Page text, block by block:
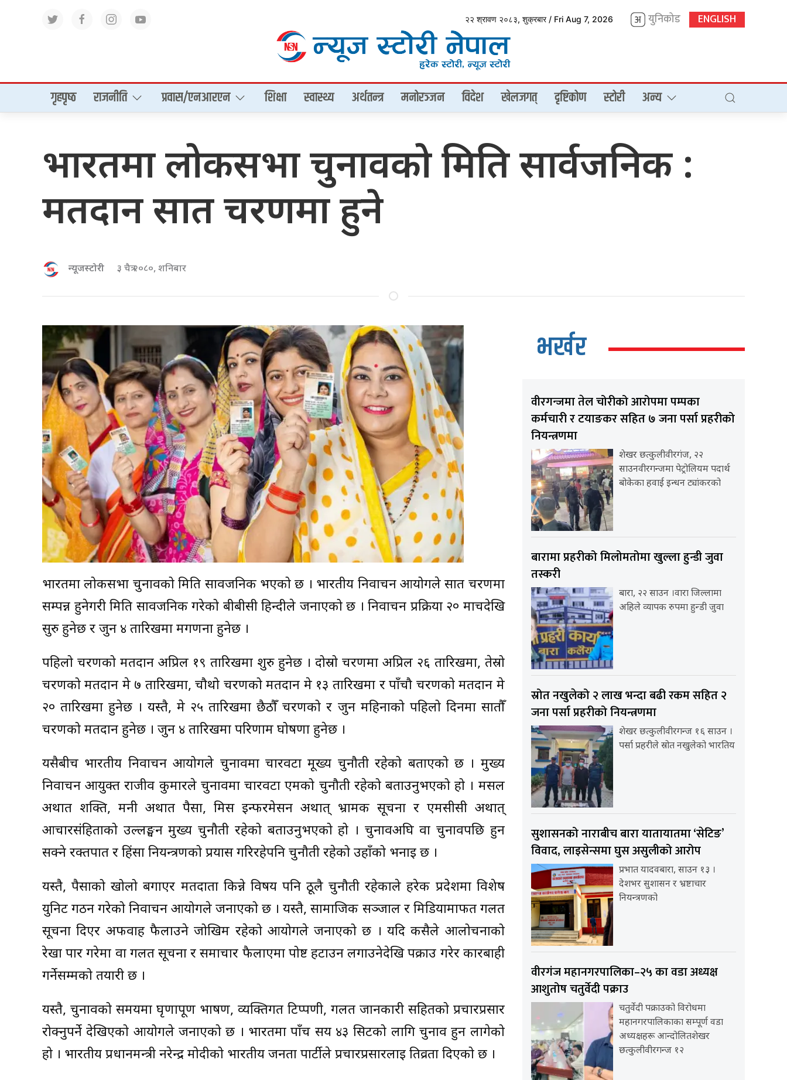
२२ श्रावण २०८३, शुक्रबार / Fri Aug 7, 2026 युनिकोड ENGLISH
गृहपृष्‍ठ राजनीति प्रवास/एनआरएन शिक्षा स्वास्थ्य अर्थतन्त्र मनोरञ्जन विदेश खेलजगत् दृष्टिकोण स्टोरी अन्य
भारतमा लोकसभा चुनावको मिति सार्वजनिक :
मतदान सात चरणमा हुने
न्यूजस्टोरी ३ चैत्र २०८०, शनिबार
भारतमा लोकसभा चुनावको मिति सार्वजनिक भएको छ । भारतीय निर्वाचन आयोगले सात चरणमा
सम्पन्न हुनेगरी मिति सार्वजनिक गरेको बीबीसी हिन्दीले जनाएको छ । निर्वाचन प्रक्रिया २० मार्चदेखि
सुरु हुनेछ र जुन ४ तारिखमा मगणना हुनेछ ।
पहिलो चरणको मतदान अप्रिल १९ तारिखमा शुरु हुनेछ । दोस्रो चरणमा अप्रिल २६ तारिखमा, तेस्रो
चरणको मतदान मे ७ तारिखमा, चौथो चरणको मतदान मे १३ तारिखमा र पाँचौ चरणको मतदान मे
२० तारिखमा हुनेछ । यस्तै, मे २५ तारिखमा छैठौँ चरणको र जुन महिनाको पहिलो दिनमा सातौँ
चरणको मतदान हुनेछ । जुन ४ तारिखमा परिणाम घोषणा हुनेछ ।
यसैबीच भारतीय निर्वाचन आयोगले चुनावमा चारवटा मूख्य चुनौती रहेको बताएको छ । मुख्य
निर्वाचन आयुक्त राजीव कुमारले चुनावमा चारवटा एमको चुनौती रहेको बताउनुभएको हो । मसल
अर्थात शक्ति, मनी अर्थात पैसा, मिस इन्फरमेसन अर्थात् भ्रामक सूचना र एमसीसी अर्थात्
आचारसंहिताको उल्लङ्घन मुख्य चुनौती रहेको बताउनुभएको हो । चुनावअघि वा चुनावपछि हुन
सक्ने रक्तपात र हिंसा नियन्त्रणको प्रयास गरिरहेपनि चुनौती रहेको उहाँको भनाई छ ।
यस्तै, पैसाको खोलो बगाएर मतदाता किन्ने विषय पनि ठूलै चुनौती रहेकाले हरेक प्रदेशमा विशेष
युनिट गठन गरेको निर्वाचन आयोगले जनाएको छ । यस्तै, सामाजिक सञ्जाल र मिडियामार्फत गलत
सूचना दिएर अफवाह फैलाउने जोखिम रहेको आयोगले जनाएको छ । यदि कसैले आलोचनाको
रेखा पार गरेमा वा गलत सूचना र समाचार फैलाएमा पोष्ट हटाउन लगाउनेदेखि पक्राउ गरेर कारबाही
गर्नेसम्मको तयारी छ ।
यस्तै, चुनावको समयमा घृणापूर्ण भाषण, व्यक्तिगत टिप्पणी, गलत जानकारी सहितको प्रचारप्रसार
रोक्नुपर्ने देखिएको आयोगले जनाएको छ । भारतमा पाँच सय ४३ सिटको लागि चुनाव हुन लागेको
हो । भारतीय प्रधानमन्त्री नरेन्द्र मोदीको भारतीय जनता पार्टीले प्रचारप्रसारलाई तिव्रता दिएको छ ।
भर्खर
वीरगन्जमा तेल चोरीको आरोपमा पम्पका
कर्मचारी र टयाङकर सहित ७ जना पर्सा प्रहरीको
नियन्त्रणमा
शेखर छत्कुलीवीरगंज, २२
साउनवीरगन्जमा पेट्रोलियम पदार्थ
बोकेका हवाई इन्धन ट्यांकरको
बारामा प्रहरीको मिलोमतोमा खुल्ला हुन्डी जुवा
तस्करी
बारा, २२ साउन ।वारा जिल्लामा
अहिले व्यापक रुपमा हुन्डी जुवा
स्रोत नखुलेको २ लाख भन्दा बढी रकम सहित २
जना पर्सा प्रहरीको नियन्त्रणमा
शेखर छत्कुलीवीरगन्ज १६ साउन ।
पर्सा प्रहरीले स्रोत नखुलेको भारतिय
सुशासनको नाराबीच बारा यातायातमा ‘सेटिङ’
विवाद, लाइसेन्समा घुस असुलीको आरोप
प्रभात यादवबारा, साउन १३ ।
देशभर सुशासन र भ्रष्टाचार
नियन्त्रणको
वीरगंज महानगरपालिका–२५ का वडा अध्यक्ष
आशुतोष चतुर्वेदी पक्राउ
चतुर्वेदी पक्राउको विरोधमा
महानगरपालिकाका सम्पूर्ण वडा
अध्यक्षहरू आन्दोलितशेखर
छत्कुलीवीरगन्ज १२